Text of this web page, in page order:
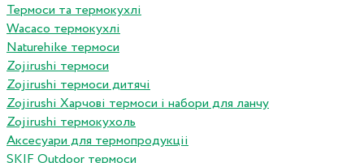
Термоси та термокухлі
Wacaco термокухлі
Naturehike термоси
Zojirushi термоси
Zojirushi термоси дитячі
Zojirushi Харчові термоси і набори для ланчу
Zojirushi термокухоль
Аксесуари для термопродукціі